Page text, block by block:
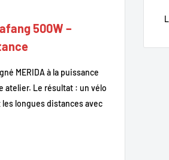
500W –
MERIDA à la puissance
atelier. Le résultat : un vélo
longues distances avec